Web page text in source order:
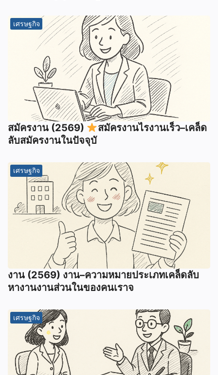
เศรษฐกิจ
สมัครงาน (2569)
สมัครงานไรงานเร็ว–เคล็ด
ลับสมัครงานในปัจจุบั
เศรษฐกิจ
งาน (2569) งาน–ความหมายประเภทเคล็ดลับ
หางานงานส่วนในของคนเราจ
เศรษฐกิจ